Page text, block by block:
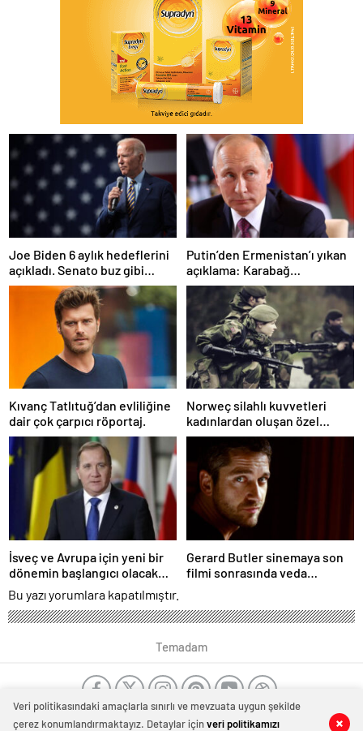
0 0
0 0
Joe Biden 6 aylık hedeflerini
açıkladı. Senato buz gibi…
Putin’den Ermenistan’ı yıkan
açıklama: Karabağ
Azerbaycan’ın ayrılmaz bir
parçasıdır!
Kıvanç Tatlıtuğ’dan evliliğine
dair çok çarpıcı röportaj.
Norweç silahlı kuvvetleri
kadınlardan oluşan özel
kuvvetler eğitimlerini
başlattı.
İsveç ve Avrupa için yeni bir
dönemin başlangıcı olacak
kararlar.
Gerard Butler sinemaya son
filmi sonrasında veda
Bu yazı yorumlara kapatılmıştır.
Temadam
Veri politikasındaki amaçlarla sınırlı ve mevzuata uygun şekilde
çerez konumlandırmaktayız. Detaylar içinveri politikamızı